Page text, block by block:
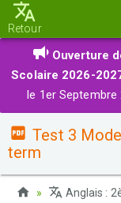
Retour
Ouverture
Scolaire 2026-
le 1er Septembre
Test 3
term
Anglais :